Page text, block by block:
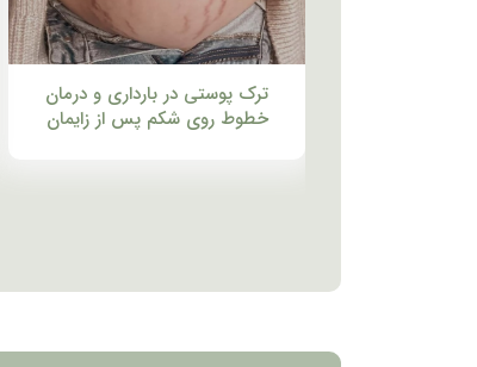
ترک پوستی در بارداری و درمان
خطوط روی شکم پس از زایمان